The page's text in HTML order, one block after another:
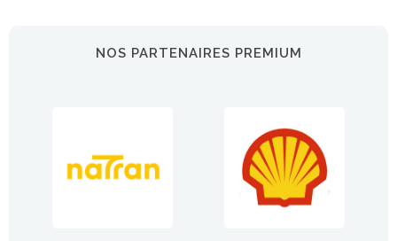
NOS PARTENAIRES PREMIUM